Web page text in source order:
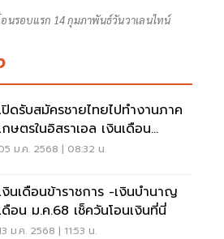
อนรอบแรก 14 กุมภาพันธ์วันวาเลนไทน์
ปิดรับสมัครชายไทยไปทำงานภาค
กษตรในอิสราเอล เงินเดือน
บาท
ม.ค. 2568 | 08:32 น.
งินเดือนข้าราชการ -เงินบำนาญ
ดือน ม.ค.68 เช็ควันโอนเงินที่นี่
ม.ค. 2568 | 11:53 น.